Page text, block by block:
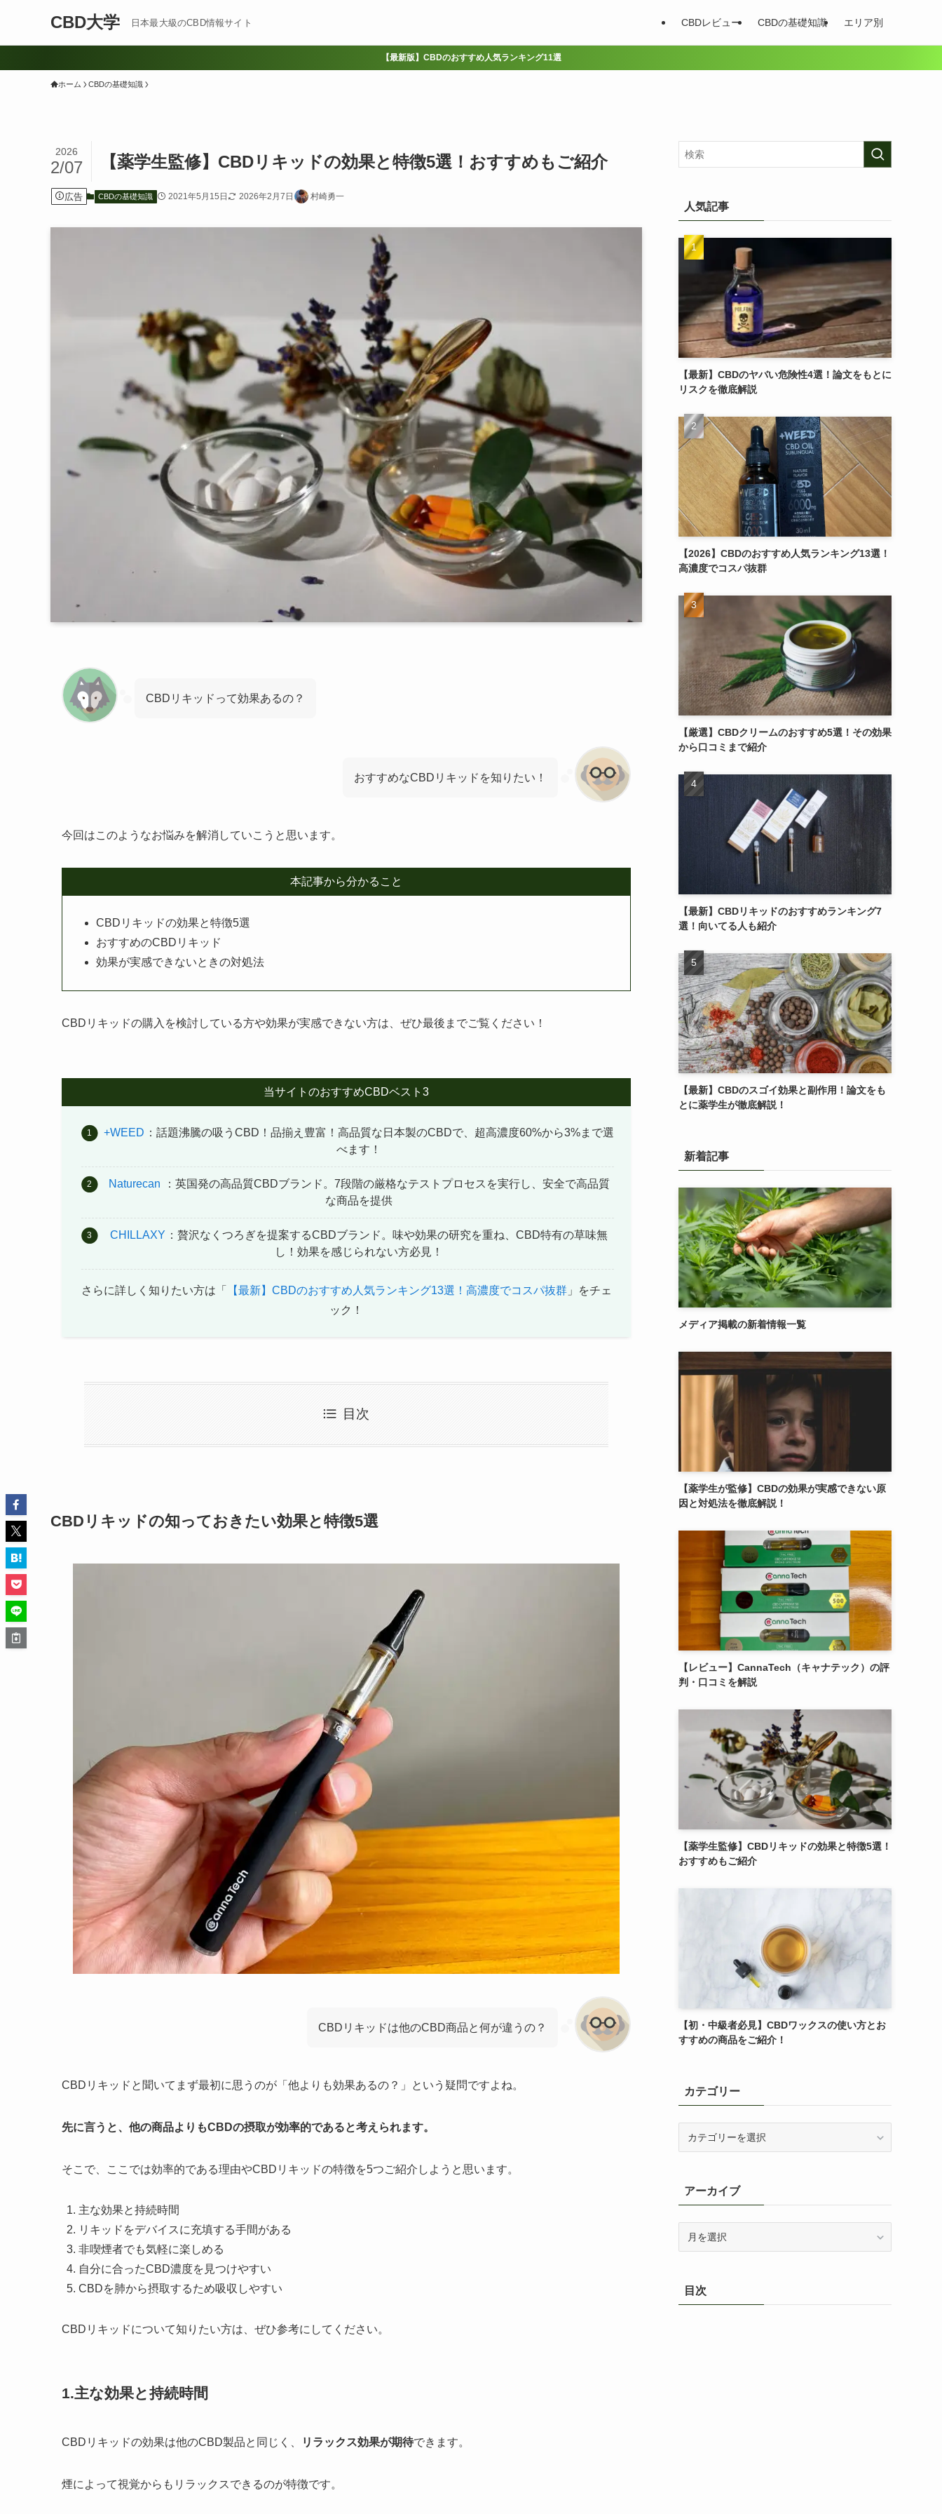
CBD大学 日本最大級のCBD情報サイト CBDレビュー CBDの基礎知識 エリア別
【最新版】CBDのおすすめ人気ランキング11選
ホーム CBDの基礎知識
【薬学生監修】CBDリキッドの効果と特徴5選！おすすめもご紹介
2026
2/07
広告 CBDの基礎知識 2021年5月15日 2026年2月7日 村崎勇一
CBDリキッドって効果あるの？
おすすめなCBDリキッドを知りたい！
今回はこのようなお悩みを解消していこうと思います。
本記事から分かること
CBDリキッドの効果と特徴5選
おすすめのCBDリキッド
効果が実感できないときの対処法
CBDリキッドの購入を検討している方や効果が実感できない方は、ぜひ最後までご覧ください！
当サイトのおすすめCBDベスト3
+WEED ：話題沸騰の吸うCBD！品揃え豊富！高品質な日本製のCBDで、超高濃度60%から3%まで選
べます！
Naturecan
：英国発の高品質CBDブランド。7段階の厳格なテストプロセスを実行し、安全で高品質
な商品を提供
CHILLAXY ：贅沢なくつろぎを提案するCBDブランド。味や効果の研究を重ね、CBD特有の草味無
し！効果を感じられない方必見！
さらに詳しく知りたい方は「 【最新】CBDのおすすめ人気ランキング13選！高濃度でコスパ抜群」をチェ
ック！
目次
CBDリキッドの知っておきたい効果と特徴5選
CBDリキッドは他のCBD商品と何が違うの？
CBDリキッドと聞いてまず最初に思うのが「他よりも効果あるの？」という疑問ですよね。
先に言うと、他の商品よりもCBDの摂取が効率的であると考えられます。
そこで、ここでは効率的である理由やCBDリキッドの特徴を5つご紹介しようと思います。
主な効果と持続時間
リキッドをデバイスに充填する手間がある
非喫煙者でも気軽に楽しめる
自分に合ったCBD濃度を見つけやすい
CBDを肺から摂取するため吸収しやすい
CBDリキッドについて知りたい方は、ぜひ参考にしてください。
1.主な効果と持続時間
CBDリキッドの効果は他のCBD製品と同じく、 リラックス効果が期待できます。
煙によって視覚からもリラックスできるのが特徴です。
人気記事
【最新】CBDのヤバい危険性4選！論文をもとに
リスクを徹底解説
【2026】CBDのおすすめ人気ランキング13選！
高濃度でコスパ抜群
【厳選】CBDクリームのおすすめ5選！その効果
から口コミまで紹介
【最新】CBDリキッドのおすすめランキング7
選！向いてる人も紹介
【最新】CBDのスゴイ効果と副作用！論文をも
とに薬学生が徹底解説！
新着記事
メディア掲載の新着情報一覧
【薬学生が監修】CBDの効果が実感できない原
因と対処法を徹底解説！
【レビュー】CannaTech（キャナテック）の評
判・口コミを解説
【薬学生監修】CBDリキッドの効果と特徴5選！
おすすめもご紹介
【初・中級者必見】CBDワックスの使い方とお
すすめの商品をご紹介！
カテゴリー
ーアーカイブ
ブ目次